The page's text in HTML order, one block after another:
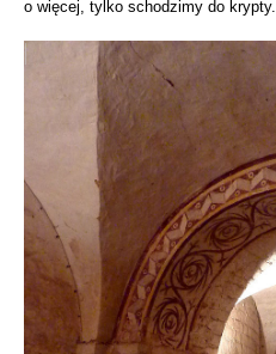
o więcej, tylko schodzimy do krypty.